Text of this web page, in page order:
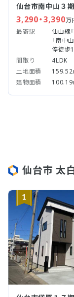
仙台市南中山３
3,290・3,390万
最寄駅
仙山線
「南中
停徒歩
間取り
4LDK
土地面積
建物面積
仙台市 太
1